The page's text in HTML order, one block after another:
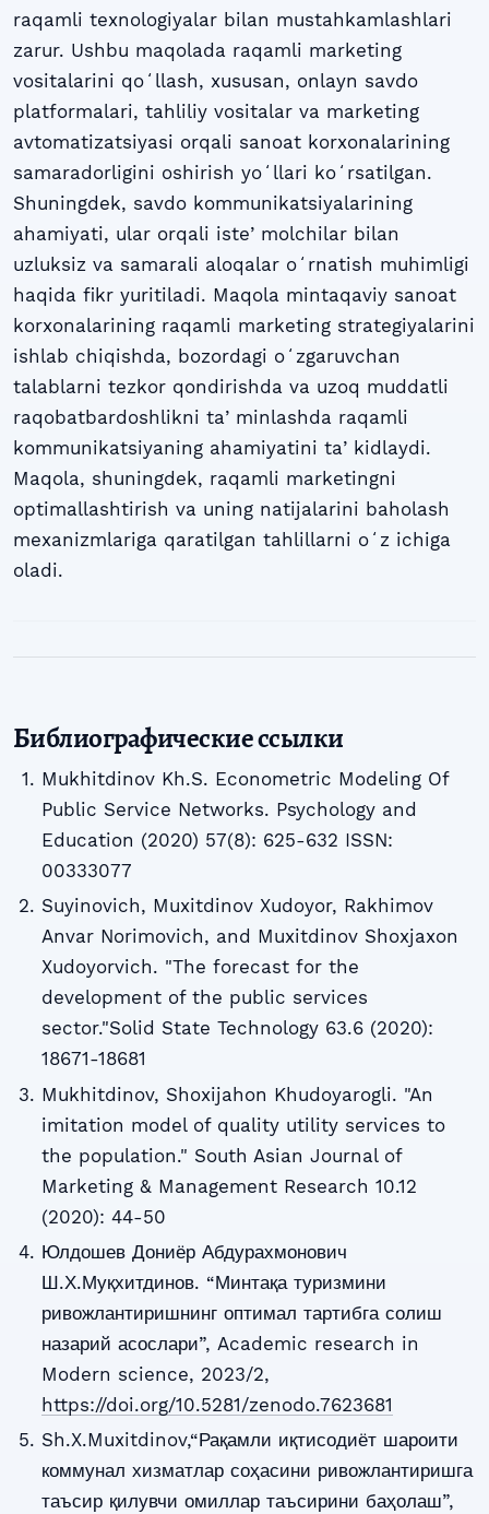
raqamli texnologiyalar bilan mustahkamlashlari
zarur. Ushbu maqolada raqamli marketing
vositalarini qoʻllash, xususan, onlayn savdo
platformalari, tahliliy vositalar va marketing
avtomatizatsiyasi orqali sanoat korxonalarining
samaradorligini oshirish yoʻllari koʻrsatilgan.
Shuningdek, savdo kommunikatsiyalarining
ahamiyati, ular orqali isteʼmolchilar bilan
uzluksiz va samarali aloqalar oʻrnatish muhimligi
haqida fikr yuritiladi. Maqola mintaqaviy sanoat
korxonalarining raqamli marketing strategiyalarini
ishlab chiqishda, bozordagi oʻzgaruvchan
talablarni tezkor qondirishda va uzoq muddatli
raqobatbardoshlikni taʼminlashda raqamli
kommunikatsiyaning ahamiyatini taʼkidlaydi.
Maqola, shuningdek, raqamli marketingni
optimallashtirish va uning natijalarini baholash
mexanizmlariga qaratilgan tahlillarni oʻz ichiga
oladi.
Библиографические ссылки
Mukhitdinov Kh.S. Econometric Modeling Of
Public Service Networks. Psychology and
Education (2020) 57(8): 625-632 ISSN:
00333077
Suyinovich, Muxitdinov Xudoyor, Rakhimov
Anvar Norimovich, and Muxitdinov Shoxjaxon
Xudoyorvich. "The forecast for the
development of the public services
sector."Solid State Technology 63.6 (2020):
18671-18681
Mukhitdinov, Shoxijahon Khudoyarogli. "An
imitation model of quality utility services to
the population." South Asian Journal of
Marketing & Management Research 10.12
(2020): 44-50
Юлдошев Дониёр Абдурахмонович
Ш.Х.Муқхитдинов. “Минтақа туризмини
ривожлантиришнинг оптимал тартибга солиш
назарий асослари”, Academic research in
Modern science, 2023/2,
https://doi.org/10.5281/zenodo.7623681
Sh.X.Muxitdinov,“Рақамли иқтисодиёт шароити
коммунал хизматлар соҳасини ривожлантиришга
таъсир қилувчи омиллар таъсирини баҳолаш”,